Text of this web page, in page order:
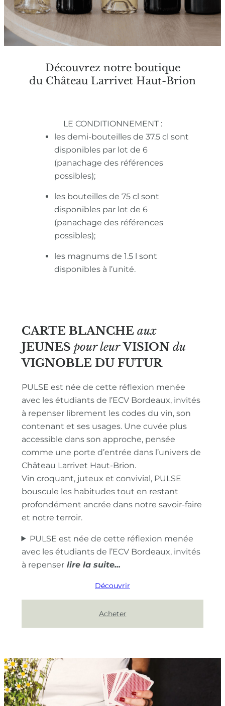
Découvrez notre boutique
du Château Larrivet Haut-Brion
LE CONDITIONNEMENT :
les demi-bouteilles de 37.5 cl sont
disponibles par lot de 6
(panachage des références
possibles);
les bouteilles de 75 cl sont
disponibles par lot de 6
(panachage des références
possibles);
les magnums de 1.5 l sont
disponibles à l’unité.
CARTE BLANCHE aux
JEUNES pour leur VISION du
VIGNOBLE DU FUTUR
PULSE est née de cette réflexion menée
avec les étudiants de l’ECV Bordeaux, invités
à repenser librement les codes du vin, son
contenant et ses usages. Une cuvée plus
accessible dans son approche, pensée
comme une porte d’entrée dans l’univers de
Château Larrivet Haut-Brion.
Vin croquant, juteux et convivial, PULSE
bouscule les habitudes tout en restant
profondément ancrée dans notre savoir-faire
et notre terroir.
PULSE est née de cette réflexion menée
avec les étudiants de l’ECV Bordeaux, invités
à repenser
Découvrir
Acheter